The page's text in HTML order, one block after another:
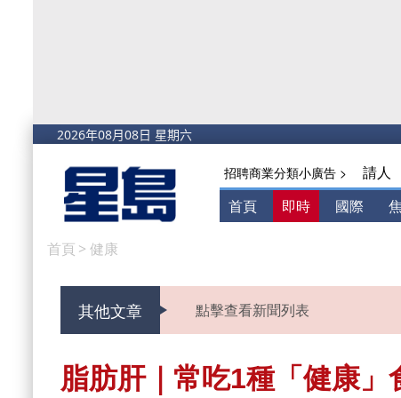
招聘商業分類小廣告 > 請人
首頁 即時 國際
首頁 > 健康
其他文章 點擊查看新聞列表
脂肪肝｜常吃1種「健康